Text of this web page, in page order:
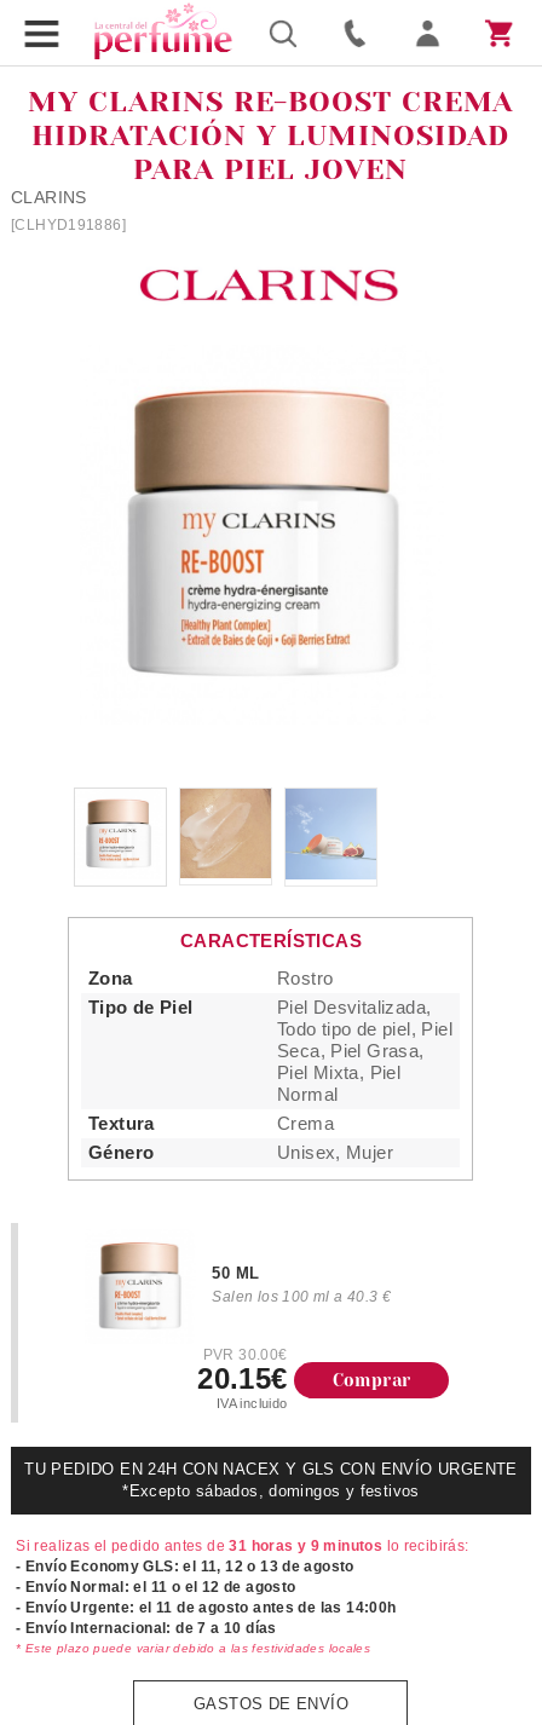
MY CLARINS RE-BOOST CREMA
HIDRATACIÓN Y LUMINOSIDAD
PARA PIEL JOVEN
CLARINS
[CLHYD191886]
CARACTERÍSTICAS
Zona
Rostro
Tipo de Piel
Piel Desvitalizada,
Todo tipo de piel, Piel
Seca, Piel Grasa,
Piel Mixta, Piel
Normal
Textura
Crema
Género
Unisex, Mujer
50 ML
Salen los 100 ml a 40.3 €
PVR 30.00€
20.15€
IVA incluido
Comprar
TU PEDIDO EN 24H CON NACEX Y GLS CON ENVÍO URGENTE
*Excepto sábados, domingos y festivos
Si realizas el pedido antes de31 horas y 9 minutos lo recibirás:
- Envío Economy GLS: el 11, 12 o 13 de agosto
- Envío Normal: el 11 o el 12 de agosto
- Envío Urgente: el11 de agosto antes de las 14:00h
- Envío Internacional: de 7 a 10 días
* Este plazo puede variar debido a las festividades locales
GASTOS DE ENVÍO